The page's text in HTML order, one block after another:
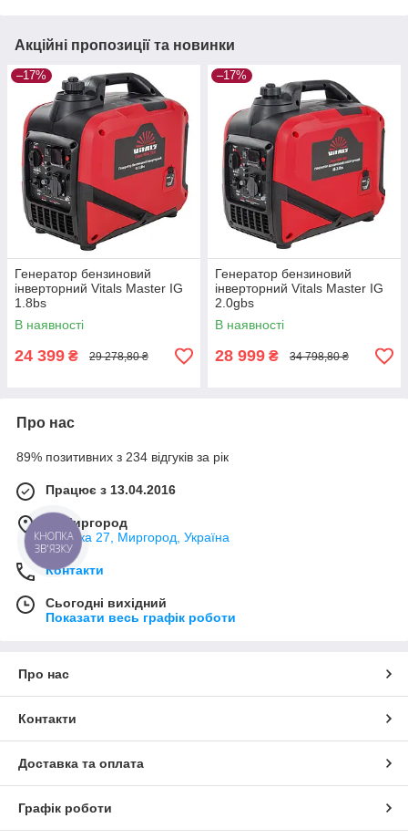
Акційні пропозиції та новинки
–17%
Генератор бензиновий
інверторний Vitals Master IG
1.8bs
В наявності
24 399 ₴ 29 278,80 ₴
–17%
Генератор бензиновий
інверторний Vitals Master IG
2.0gbs
В наявності
28 999 ₴ 34 798,80 ₴
Про нас
89% позитивних з 234 відгуків за рік
Працює з 13.04.2016
м. Миргород
Ткацька 27, Миргород, Україна
Контакти
Сьогодні вихідний
Показати весь графік роботи
Про нас
Контакти
Доставка та оплата
Графік роботи
КНОПКА
ЗВ'ЯЗКУ